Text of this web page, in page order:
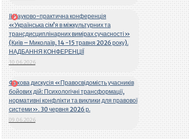
ІІ Науково-практична конференція
«Українська сім’я в міжкультурних та
трансдисциплінарних вимірах сучасності»
(Київ – Миколаїв, 14 -15 травня 2026 року).
НАДБАННЯ КОНФЕРЕНЦІЇ
10.06.2026
Фахова дискусія «Правосвідомість учасників
бойових дій: Психологічні трансформації,
нормативні конфлікти та виклики для правової
системи». 30 червня 2026 р.
09.06.2026